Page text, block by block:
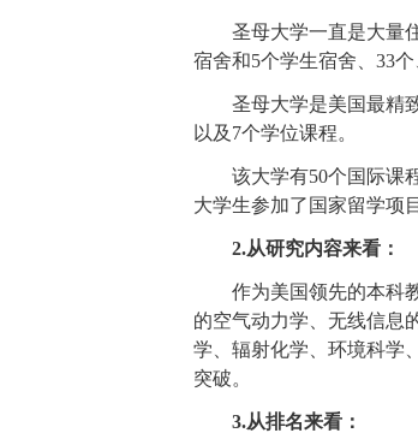
圣母大学一直是大量住
宿舍和5个学生宿舍、33
圣母大学是美国最精致
以及7个学位课程。
该大学有50个国际课程
大学生参加了国家留学项
2.从研究内容来看：
作为美国领先的本科教
的空气动力学、无线信息
学、辐射化学、环境科学
突破。
3.从排名来看：